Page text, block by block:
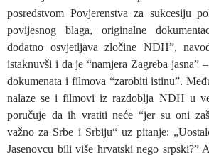
posredstvom Povjerenstva za sukcesiju
povijesnog blaga, originalne
dodatno osvjetljava zločine NDH”,
istaknuvši i da je “namjera Zagreba jasna”
dokumenata i filmova “zarobiti istinu”.
nalaze se i filmovi iz razdoblja NDH u
poručuje da ih vratiti neće “jer su oni
važno za Srbe i Srbiju“ uz pitanje:
Jasenovcu bili više hrvatski nego srpski?”